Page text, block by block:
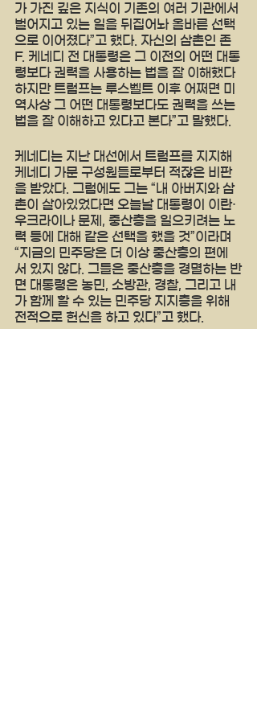
가 가진 깊은 지식이 기존의 여러 기관에서
벌어지고 있는 일을 뒤집어놔 올바른 선택
으로 이어졌다”고 했다. 자신의 삼촌인 존
F. 케네디 전 대통령은 그 이전의 어떤 대통
령보다 권력을 사용하는 법을 잘 이해했다
하지만 트럼프는 루스벨트 이후 어쩌면 미
역사상 그 어떤 대통령보다도 권력을 쓰는
법을 잘 이해하고 있다고 본다”고 말했다.
케네디는 지난 대선에서 트럼프를 지지해
케네디 가문 구성원들로부터 적잖은 비판
을 받았다. 그럼에도 그는 “내 아버지와 삼
촌이 살아있었다면 오늘날 대통령이 이란·
우크라이나 문제, 중산층을 일으키려는 노
력 등에 대해 같은 선택을 했을 것”이라며
“지금의 민주당은 더 이상 중산층의 편에
서 있지 않다. 그들은 중산층을 경멸하는 반
면 대통령은 농민, 소방관, 경찰, 그리고 내
가 함께 할 수 있는 민주당 지지층을 위해
전적으로 헌신을 하고 있다”고 했다.